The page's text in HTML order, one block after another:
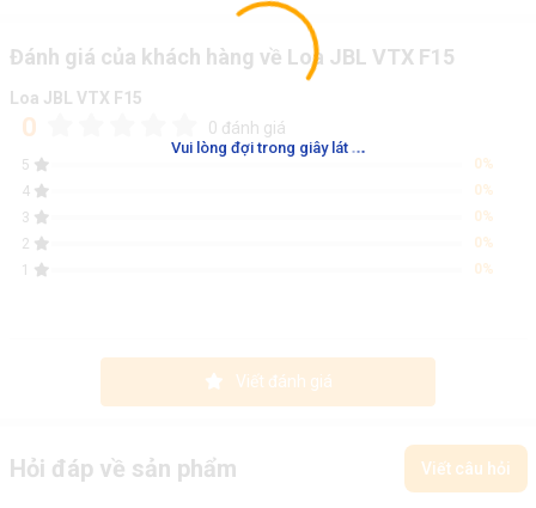
Vui lòng đợi trong giây lát ...
Đánh giá của khách hàng về Loa JBL VTX F15
Loa JBL VTX F15
0 0 đánh giá
5
0%
4
0%
3
0%
2
0%
1
0%
Viết đánh giá
Hỏi đáp về sản phẩm Viết câu hỏi